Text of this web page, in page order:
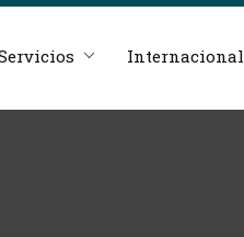
Internacional